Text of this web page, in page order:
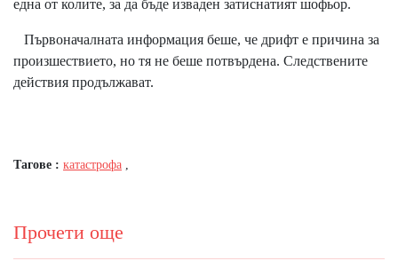
една от колите, за да бъде изваден затиснатият шофьор.
Първоначалната информация беше, че дрифт е причина за
произшествието, но тя не беше потвърдена. Следствените
действия продължават.
Тагове : катастрофа ,
Прочети още